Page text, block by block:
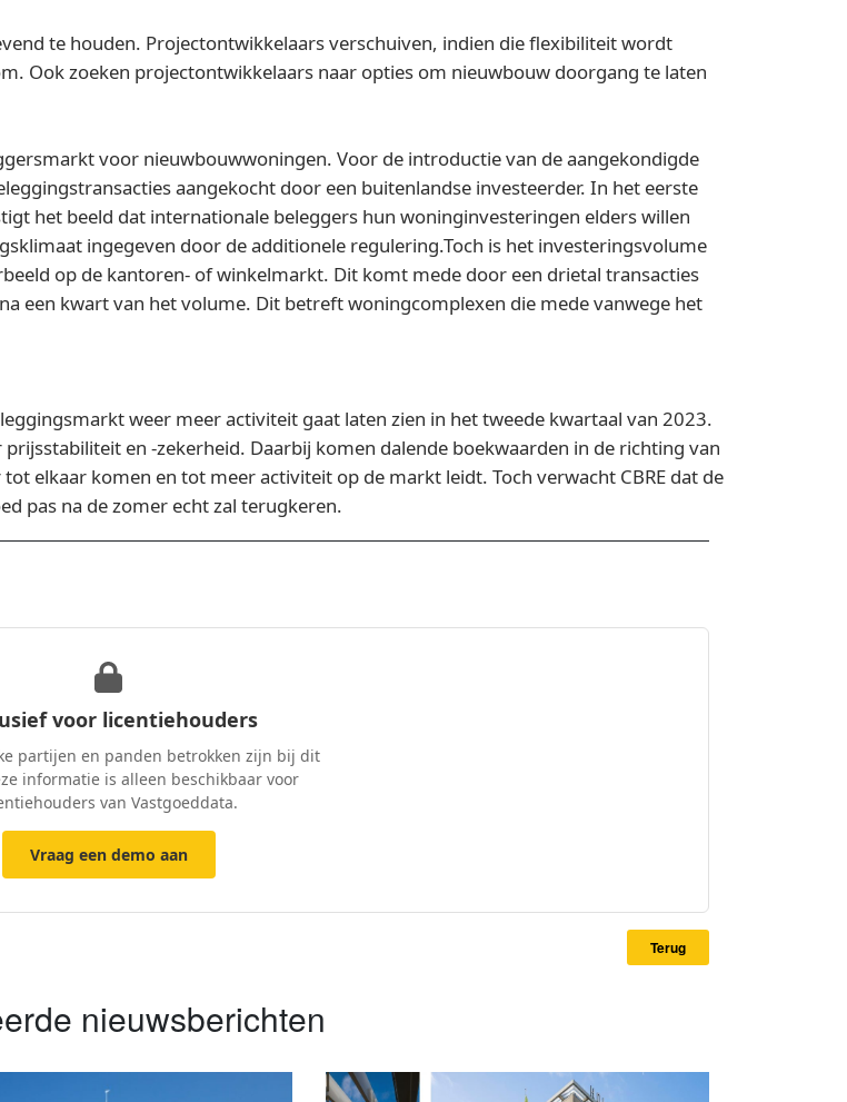
te houden. Projectontwikkelaars verschuiven, indien die flexibiliteit wordt
Ook zoeken projectontwikkelaars naar opties om nieuwbouw doorgang te laten
voor nieuwbouwwoningen. Voor de introductie van de aangekondigde
aangekocht door een buitenlandse investeerder. In het eerste
het beeld dat internationale beleggers hun woninginvesteringen elders willen
ingegeven door de additionele regulering.Toch is het investeringsvolume
op de kantoren- of winkelmarkt. Dit komt mede door een drietal transacties
een kwart van het volume. Dit betreft woningcomplexen die mede vanwege het
weer meer activiteit gaat laten zien in het tweede kwartaal van 2023.
en -zekerheid. Daarbij komen dalende boekwaarden in de richting van
elkaar komen en tot meer activiteit op de markt leidt. Toch verwacht CBRE dat de
pas na de zomer echt zal terugkeren.
voor licentiehouders
partijen en panden betrokken zijn bij dit
informatie is alleen beschikbaar voor
van Vastgoeddata.
Vraag een demo aan
Terug
nieuwsberichten